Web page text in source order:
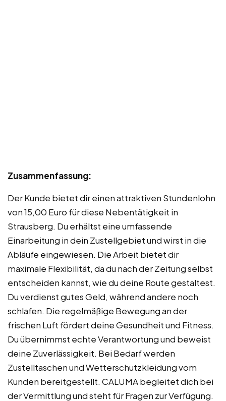
Zusammenfassung:
Der Kunde bietet dir einen attraktiven Stundenlohn
von 15,00 Euro für diese Nebentätigkeit in
Strausberg. Du erhältst eine umfassende
Einarbeitung in dein Zustellgebiet und wirst in die
Abläufe eingewiesen. Die Arbeit bietet dir
maximale Flexibilität, da du nach der Zeitung selbst
entscheiden kannst, wie du deine Route gestaltest.
Du verdienst gutes Geld, während andere noch
schlafen. Die regelmäßige Bewegung an der
frischen Luft fördert deine Gesundheit und Fitness.
Du übernimmst echte Verantwortung und beweist
deine Zuverlässigkeit. Bei Bedarf werden
Zustelltaschen und Wetterschutzkleidung vom
Kunden bereitgestellt. CALUMA begleitet dich bei
der Vermittlung und steht für Fragen zur Verfügung.